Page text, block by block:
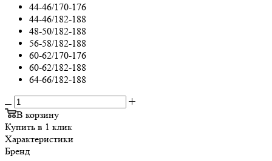
44-46/170-176
44-46/182-188
48-50/182-188
56-58/182-188
60-62/170-176
60-62/182-188
64-66/182-188
В корзину
Купить в 1 клик
Характеристики
Бренд